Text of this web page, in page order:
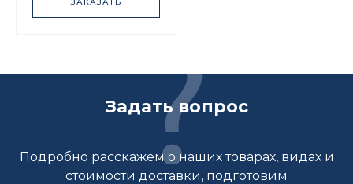
Задать вопрос
Подробно расскажем о наших товарах, видах и
стоимости доставки, подготовим